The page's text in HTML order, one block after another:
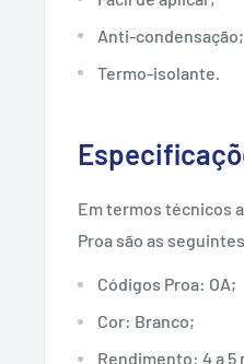
Anti-condensação;
Termo-isolante.
Em termos técnicos
Proa são as
Códigos Proa: OA;
Cor: Branco;
Rendimento: 4 a